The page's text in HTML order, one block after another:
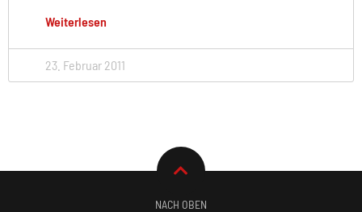
Weiterlesen
23. Februar 2011
NACH OBEN